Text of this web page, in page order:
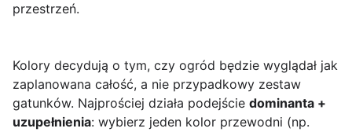
przestrzeń.
Kolory decydują o tym, czy ogród będzie wyglądał jak
zaplanowana całość, a nie przypadkowy zestaw
gatunków. Najprościej działa podejście dominanta +
uzupełnienia: wybierz jeden kolor przewodni (np.